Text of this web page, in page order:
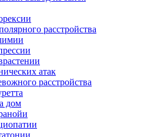
расстройства
атак
расстройства
дом